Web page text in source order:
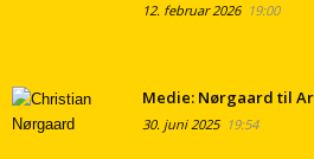
12. februar 202619:00
Medie: Nørgaard til
30. juni 202519:54